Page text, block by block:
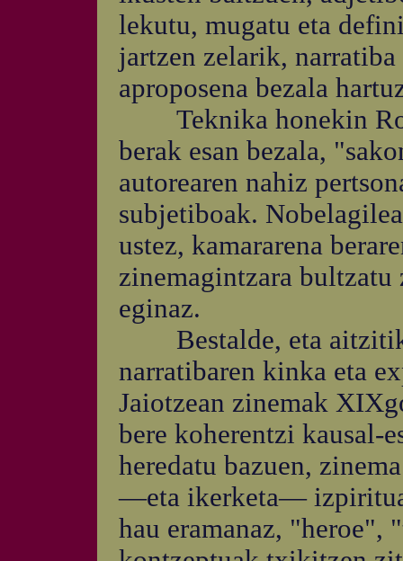
lekutu, mugatu eta
jartzen zelarik,
aproposena bezala
Teknika honekin
berak esan bezala,
autorearen nahiz
subjetiboak.
ustez, kamararena
zinemagintzara
eginaz.
Bestalde, eta aitzitik,
narratibaren kinka eta
Jaiotzean zinemak
bere koherentzi kausal-
heredatu bazuen,
—eta ikerketa—
hau eramanaz, "heroe",